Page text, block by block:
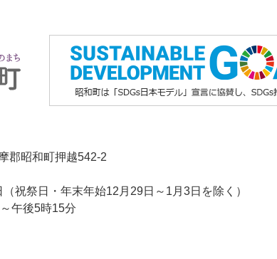
郡昭和町押越542-2
祝祭日・年末年始12月29日～1月3日を除く）
午後5時15分